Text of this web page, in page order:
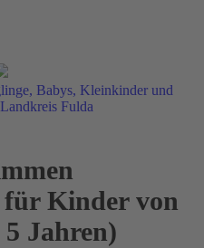
Babys, Kleinkinder und
Fulda
Kinder von
Jahren)